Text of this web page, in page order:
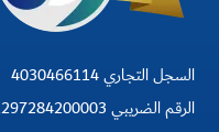
السجل التجاري 4030466114
الرقم الضريبي 311297284200003